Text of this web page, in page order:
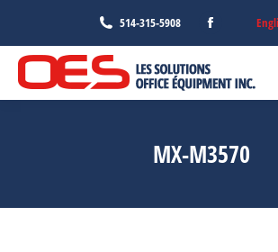
514-315-5908
Facebook
page
in
MX-M3570